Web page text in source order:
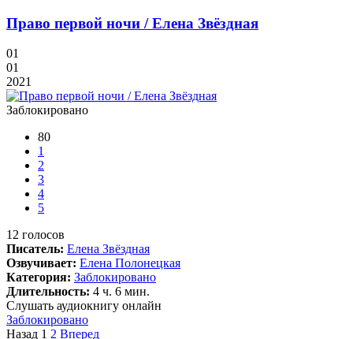
Право первой ночи / Елена Звёздная
01
01
2021
Заблокировано
80
1
2
3
4
5
12 голосов
Писатель: Елена Звёздная
Озвучивает: Елена Полонецкая
Категория: Заблокировано
Длительность: 4 ч. 6 мин.
Слушать аудиокнигу онлайн
Заблокировано
Назад 1 2 Вперед